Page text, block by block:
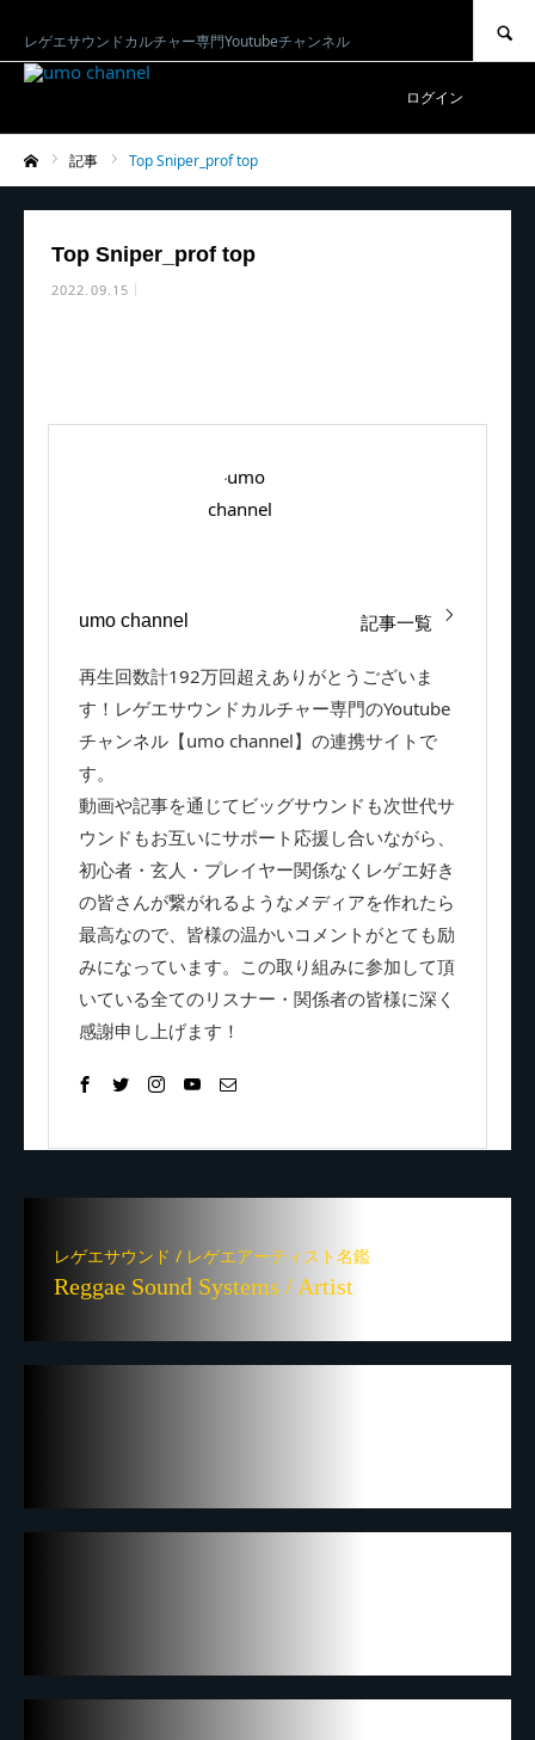
レゲエサウンドカルチャー専門Youtubeチャンネル
ログイン
記事 Top Sniper_prof top
Top Sniper_prof top
2022.09.15
umo channel 記事一覧
再生回数計192万回超えありがとうございま
す！レゲエサウンドカルチャー専門のYoutube
チャンネル【umo channel】の連携サイトで
す。
動画や記事を通じてビッグサウンドも次世代サ
ウンドもお互いにサポート応援し合いながら、
初心者・玄人・プレイヤー関係なくレゲエ好き
の皆さんが繋がれるようなメディアを作れたら
最高なので、皆様の温かいコメントがとても励
みになっています。この取り組みに参加して頂
いている全てのリスナー・関係者の皆様に深く
感謝申し上げます！
レゲエサウンド / レゲエアーティスト名鑑
Reggae Sound Systems / Artist